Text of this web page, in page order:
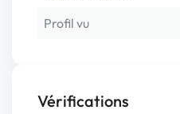
Profil vu
Vérifications